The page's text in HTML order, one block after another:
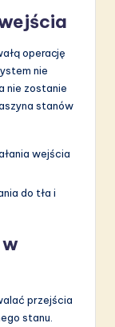
operację
nie
nie zostanie
stanów
wejścia
do tła i
przejścia
stanu.